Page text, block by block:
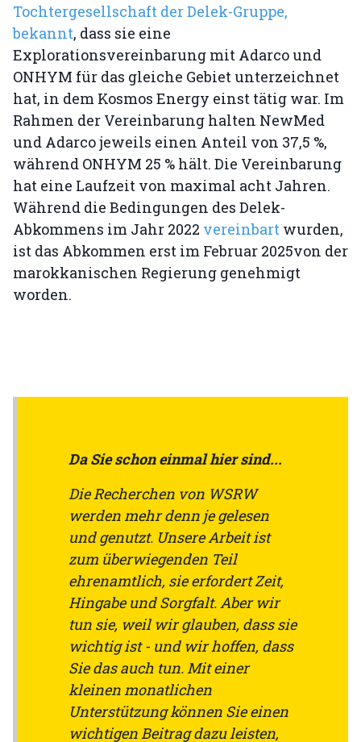
Tochtergesellschaft der Delek-Gruppe,
bekannt, dass sie eine
Explorationsvereinbarung mit Adarco und
ONHYM für das gleiche Gebiet unterzeichnet
hat, in dem Kosmos Energy einst tätig war. Im
Rahmen der Vereinbarung halten NewMed
und Adarco jeweils einen Anteil von 37,5 %,
während ONHYM 25 % hält. Die Vereinbarung
hat eine Laufzeit von maximal acht Jahren.
Während die Bedingungen des Delek-
Abkommens im Jahr 2022 vereinbart wurden,
ist das Abkommen erst im Februar 2025von der
marokkanischen Regierung genehmigt
worden.
Da Sie schon einmal hier sind...
Die Recherchen von WSRW
werden mehr denn je gelesen
und genutzt. Unsere Arbeit ist
zum überwiegenden Teil
ehrenamtlich, sie erfordert Zeit,
Hingabe und Sorgfalt. Aber wir
tun sie, weil wir glauben, dass sie
wichtig ist - und wir hoffen, dass
Sie das auch tun. Mit einer
kleinen monatlichen
Unterstützung können Sie einen
wichtigen Beitrag dazu leisten,